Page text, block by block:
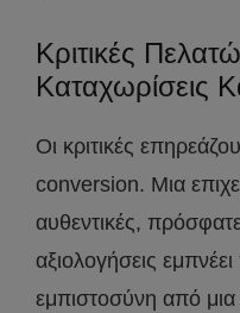
Κριτικές
Καταχωρίσεις
Οι κριτικές
conversion. Μια
αυθεντικές,
αξιολογήσεις
εμπιστοσύνη από μια